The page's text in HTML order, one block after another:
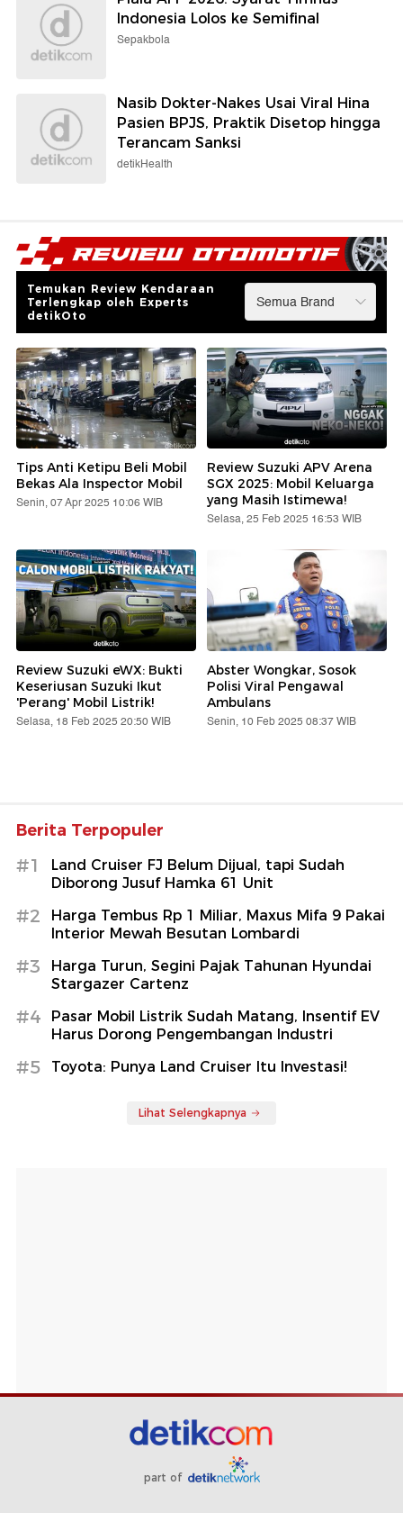
Indonesia Lolos ke Semifinal
Sepakbola
Nasib Dokter-Nakes Usai Viral Hina
Pasien BPJS, Praktik Disetop hingga
Terancam Sanksi
detikHealth
Temukan Review Kendaraan
Terlengkap oleh Experts
detikOto
Tips Anti Ketipu Beli Mobil
Bekas Ala Inspector Mobil
Senin, 07 Apr 2025 10:06 WIB
Review Suzuki APV Arena
SGX 2025: Mobil Keluarga
yang Masih Istimewa!
Selasa, 25 Feb 2025 16:53 WIB
Review Suzuki eWX: Bukti
Keseriusan Suzuki Ikut
'Perang' Mobil Listrik!
Selasa, 18 Feb 2025 20:50 WIB
Abster Wongkar, Sosok
Polisi Viral Pengawal
Ambulans
Senin, 10 Feb 2025 08:37 WIB
Berita Terpopuler
#1
Land Cruiser FJ Belum Dijual, tapi Sudah
Diborong Jusuf Hamka 61 Unit
#2
Harga Tembus Rp 1 Miliar, Maxus Mifa 9 Pakai
Interior Mewah Besutan Lombardi
#3
Harga Turun, Segini Pajak Tahunan Hyundai
Stargazer Cartenz
#4
Pasar Mobil Listrik Sudah Matang, Insentif EV
Harus Dorong Pengembangan Industri
#5 Toyota: Punya Land Cruiser Itu Investasi!
Lihat Selengkapnya
part of